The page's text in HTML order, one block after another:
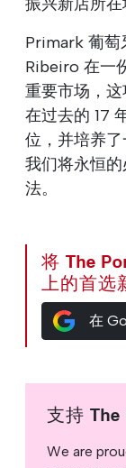
Primark 葡萄
Ribeiro 在一
重要市场，这
在过去的 17
位，并培养
我们将永恒
法。
将 The
上的首选
在
支持 The
We are